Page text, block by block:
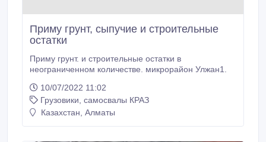
Приму грунт, сыпучие и строительные
остатки
Приму грунт. и строительные остатки в
неограниченном количестве. микрорайон Улжан1.
10/07/2022 11:02
Грузовики, самосвалы КРАЗ
Казахстан, Алматы